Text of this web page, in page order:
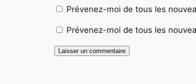
Prévenez-moi de tous les
Prévenez-moi de tous les